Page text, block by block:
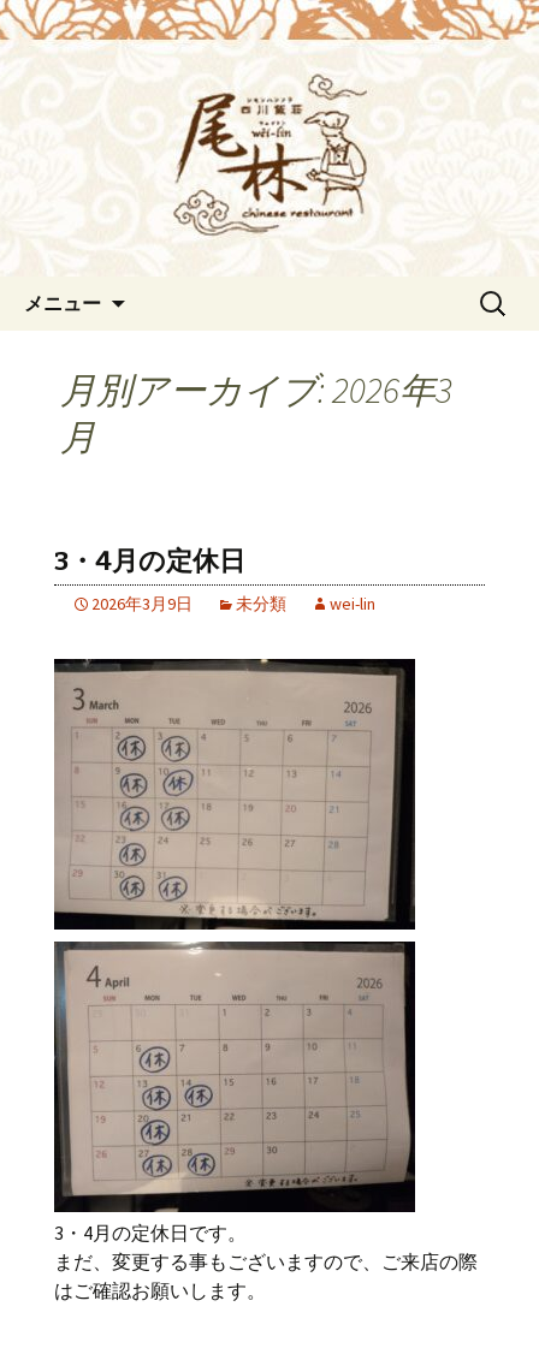
浜松の中華料理[尾林～Wei-
lin（ウェイリン）]からのお知
浜松の中華料理[尾林～Wei-lin（ウェイ
リン）]のブログ。デートや接待にも。
北京ダックも味わえます。
メニュー
検
月別アーカイブ: 2026年3
月
3・4月の定休日
2026年3月9日 未分類 wei-lin
3・4月の定休日です。
まだ、変更する事もございますので、ご来店の際
はご確認お願いします。